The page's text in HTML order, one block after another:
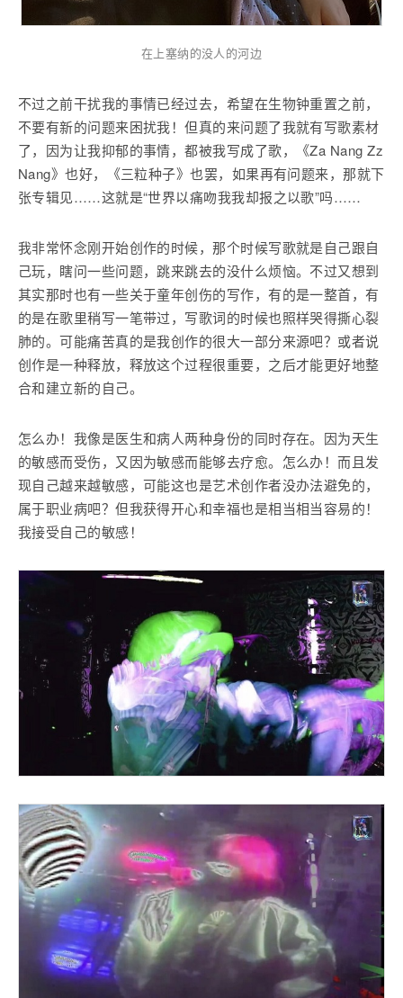
在上塞纳的没人的河边
不过之前干扰我的事情已经过去，希望在生物钟重置之前，
不要有新的问题来困扰我！但真的来问题了我就有写歌素材
了，因为让我抑郁的事情，都被我写成了歌，《Za Nang Zz
Nang》也好，《三粒种子》也罢，如果再有问题来，那就下
张专辑见……这就是“世界以痛吻我我却报之以歌”吗……
我非常怀念刚开始创作的时候，那个时候写歌就是自己跟自
己玩，瞎问一些问题，跳来跳去的没什么烦恼。不过又想到
其实那时也有一些关于童年创伤的写作，有的是一整首，有
的是在歌里稍写一笔带过，写歌词的时候也照样哭得撕心裂
肺的。可能痛苦真的是我创作的很大一部分来源吧？或者说
创作是一种释放，释放这个过程很重要，之后才能更好地整
合和建立新的自己。
怎么办！我像是医生和病人两种身份的同时存在。因为天生
的敏感而受伤，又因为敏感而能够去疗愈。怎么办！而且发
现自己越来越敏感，可能这也是艺术创作者没办法避免的，
属于职业病吧？但我获得开心和幸福也是相当相当容易的！
我接受自己的敏感！